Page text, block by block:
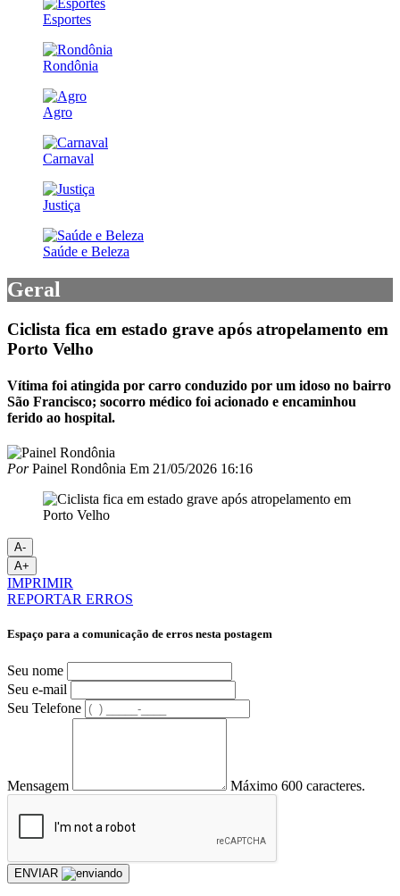
Esportes
Rondônia
Agro
Carnaval
Justiça
Saúde e Beleza
Geral
Ciclista fica em estado grave após atropelamento em
Porto Velho
Vítima foi atingida por carro conduzido por um idoso no bairro
São Francisco; socorro médico foi acionado e encaminhou
ferido ao hospital.
PorPainel Rondônia Em 21/05/2026 16:16
A-
A+
IMPRIMIR
REPORTAR ERROS
Espaço para a comunicação de erros nesta postagem
Seu nome
Seu e-mail
Seu Telefone
Mensagem Máximo 600 caracteres.
ENVIAR